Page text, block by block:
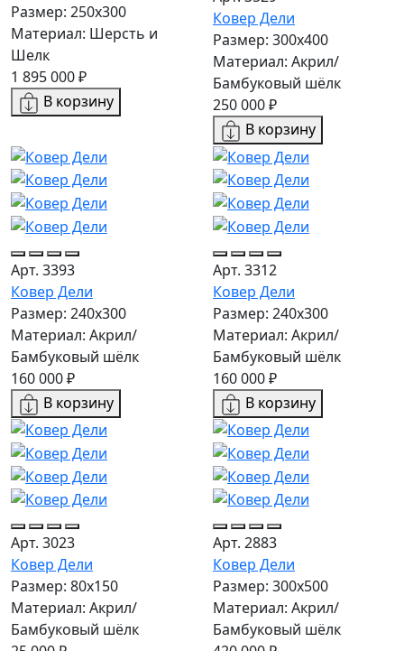
Размер: 250x300
Материал: Шерсть и
Шелк
1 895 000 ₽
В корзину
Ковер Дели
Размер: 300х400
Материал: Акрил/
Бамбуковый шёлк
250 000 ₽
В корзину
Арт. 3393
Ковер Дели
Размер: 240х300
Материал: Акрил/
Бамбуковый шёлк
160 000 ₽
В корзину
Арт. 3312
Ковер Дели
Размер: 240х300
Материал: Акрил/
Бамбуковый шёлк
160 000 ₽
В корзину
Арт. 3023
Ковер Дели
Размер: 80x150
Материал: Акрил/
Бамбуковый шёлк
Арт. 2883
Ковер Дели
Размер: 300х500
Материал: Акрил/
Бамбуковый шёлк